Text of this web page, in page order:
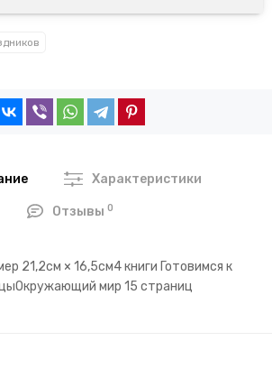
Характеристики
Отзывы0
21,2см × 16,5см4 книги Готовимся к
мир 15 страниц